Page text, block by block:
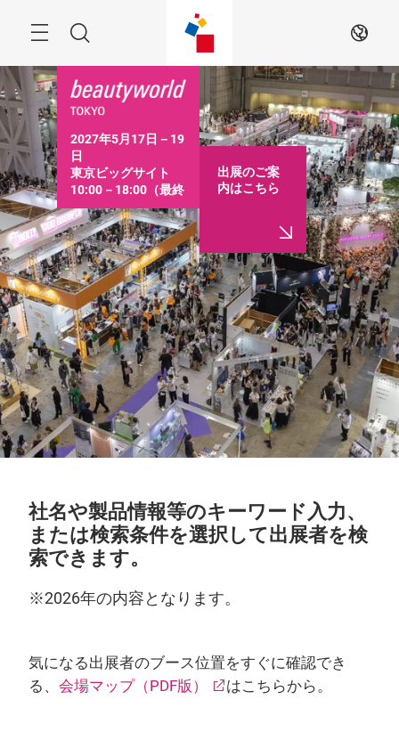
す
る
索
JA
2027年5月17日－19
日
東京ビッグサイト
10:00－18:00（最終
日は16:30まで）
出展のご案
内はこちら
社名や製品情報等のキーワード入力、
または検索条件を選択して出展者を検
索できます。
※2026年の内容となります。
気になる出展者のブース位置をすぐに確認でき
る、 会場マップ（PDF版） はこちらから。